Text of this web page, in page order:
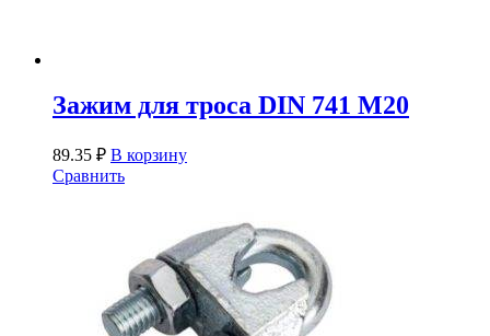
Зажим для троса DIN 741 М20
89.35 ₽ В корзину
Сравнить